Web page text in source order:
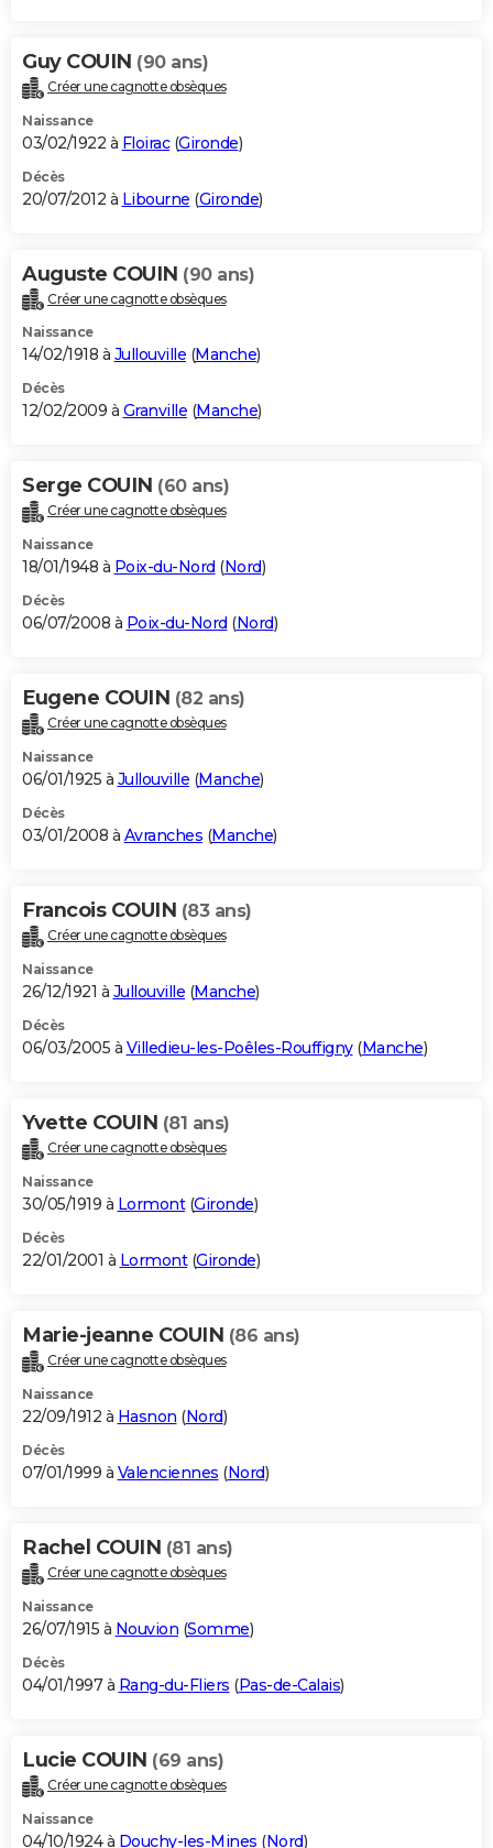
Guy COUIN (90 ans)
Créer une cagnotte obsèques
Naissance
03/02/1922 à Floirac(Gironde)
Décès
20/07/2012 à Libourne (Gironde)
Auguste COUIN (90 ans)
Créer une cagnotte obsèques
Naissance
14/02/1918 à Jullouville (Manche)
Décès
12/02/2009 à Granville (Manche)
Serge COUIN (60 ans)
Créer une cagnotte obsèques
Naissance
18/01/1948 à Poix-du-Nord (Nord)
Décès
06/07/2008 à Poix-du-Nord (Nord)
Eugene COUIN (82 ans)
Créer une cagnotte obsèques
Naissance
06/01/1925 à Jullouville (Manche)
Décès
03/01/2008 à Avranches (Manche)
Francois COUIN (83 ans)
Créer une cagnotte obsèques
Naissance
26/12/1921 à Jullouville (Manche)
Décès
06/03/2005 à Villedieu-les-Poêles-Rouffigny(Manche)
Yvette COUIN (81 ans)
Créer une cagnotte obsèques
Naissance
30/05/1919 à Lormont(Gironde)
Décès
22/01/2001 à Lormont(Gironde)
Marie-jeanne COUIN (86 ans)
Créer une cagnotte obsèques
Naissance
22/09/1912 à Hasnon (Nord)
Décès
07/01/1999 à Valenciennes (Nord)
Rachel COUIN (81 ans)
Créer une cagnotte obsèques
Naissance
26/07/1915 à Nouvion (Somme)
Décès
04/01/1997 à Rang-du-Fliers (Pas-de-Calais)
Lucie COUIN (69 ans)
Créer une cagnotte obsèques
Naissance
04/10/1924 à Douchy-les-Mines (Nord)